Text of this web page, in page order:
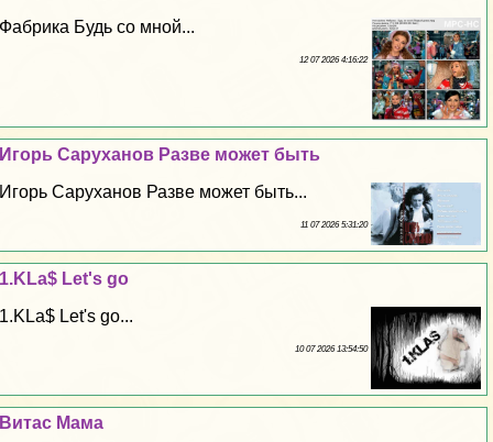
Фабрика Будь со мной...
12 07 2026 4:16:22
Игорь Саруханов Разве может быть
Игорь Саруханов Разве может быть...
11 07 2026 5:31:20
1.KLa$ Let's go
1.KLa$ Let's go...
10 07 2026 13:54:50
Витас Мама